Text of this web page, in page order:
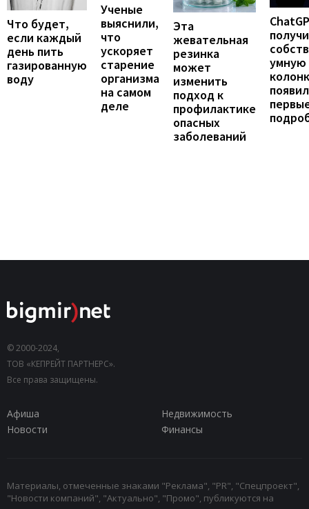
Что будет,
если каждый
день пить
газированную
воду
Ученые
выяснили,
что
ускоряет
старение
организма
на самом
деле
Эта
жевательная
резинка
может
изменить
подход к
профилактике
опасных
заболеваний
умную
© 2000-2024,
ТОВ «КЕПРЕЙТ ПАРТНЕРС».
Все права защищены.
Афиша
Недвижимость
Новости
Финансы
Материалы, отмеченные знаками "Реклама", "PR", "Спецпроект",
"Новости компаний", "Актуально", "Промо", публикуются на